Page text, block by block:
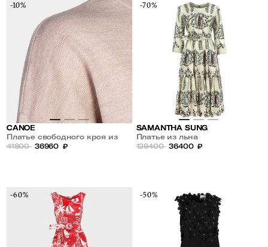
-10%
CANOE
Платье свободного кроя из
кашемира,шелка и шерсти
41800 36960 ₽
-70%
SAMANTHA SUNG
Платье из льна
129400 36400 ₽
-60% -50%